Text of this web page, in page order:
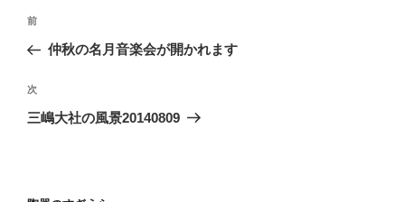
投
ナ
ビ
ゲ
前
の
稿
前
仲秋の名月音楽会が開かれます
次
の
次
三嶋大社の風景20140809